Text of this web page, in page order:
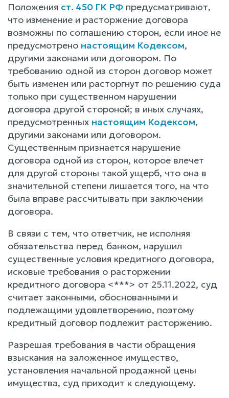
Положения ст. 450 ГК РФ предусматривают,
что изменение и расторжение договора
возможны по соглашению сторон, если иное не
предусмотрено настоящим Кодексом,
другими законами или договором. По
требованию одной из сторон договор может
быть изменен или расторгнут по решению суда
только при существенном нарушении
договора другой стороной; в иных случаях,
предусмотренных настоящим Кодексом,
другими законами или договором.
Существенным признается нарушение
договора одной из сторон, которое влечет
для другой стороны такой ущерб, что она в
значительной степени лишается того, на что
была вправе рассчитывать при заключении
договора.
В связи с тем, что ответчик, не исполняя
обязательства перед банком, нарушил
существенные условия кредитного договора,
исковые требования о расторжении
кредитного договора <***> от 25.11.2022, суд
считает законными, обоснованными и
подлежащими удовлетворению, поэтому
кредитный договор подлежит расторжению.
Разрешая требования в части обращения
взыскания на заложенное имущество,
установления начальной продажной цены
имущества, суд приходит к следующему.